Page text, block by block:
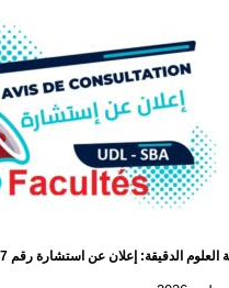
العلوم الدقيقة: إعلان عن استشارة رقم 2026/07